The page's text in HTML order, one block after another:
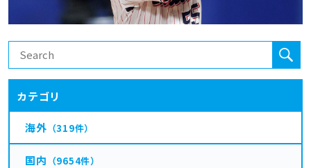
カテゴリ
海外 （319件）
国内 （9654件）